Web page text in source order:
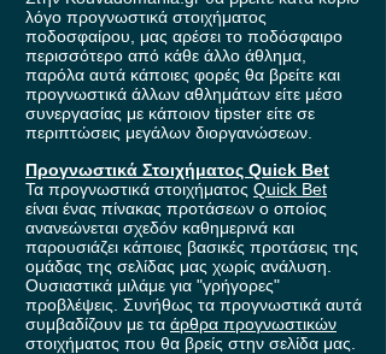
λόγο προγνωστικά στοιχήματος
ποδοσφαίρου, μας αρέσει το ποδόσφαιρο
περισσότερο από κάθε άλλο άθλημα,
παρόλα αυτά κάποιες φορές θα βρείτε και
προγνωστικά άλλων αθλημάτων είτε μέσο
συνεργασίας με κάποιον tipster είτε σε
περιπτώσεις μεγάλων διοργανώσεων.
Προγνωστικά Στοιχήματος Quick Bet
Τα προγνωστικά στοιχήματος Quick Bet
είναι ένας πίνακας προτάσεων ο οποίος
ανανεώνεται σχεδόν καθημερινά και
παρουσιάζει κάποιες βασικές προτάσεις της
ομάδας της σελίδας μας χωρίς ανάλυση.
Ουσιαστικά μιλάμε για "γρήγορες"
προβλέψεις. Συνήθως τα προγνωστικά αυτά
συμβαδίζουν με τα άρθρα προγνωστικών
στοιχήματος που θα βρείς στην σελίδα μας.